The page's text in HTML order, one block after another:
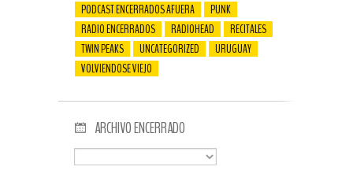
PODCAST ENCERRADOS AFUERA
PUNK
RADIO ENCERRADOS
RADIOHEAD
RECITALES
TWIN PEAKS
UNCATEGORIZED
URUGUAY
VOLVIENDOSE VIEJO
ARCHIVO ENCERRADO